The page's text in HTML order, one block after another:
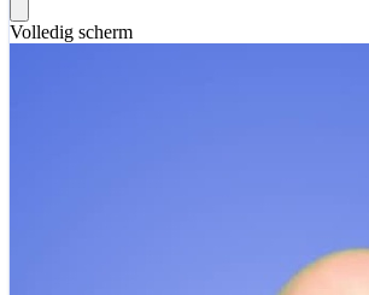
Volledig scherm